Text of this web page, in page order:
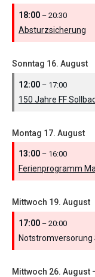
18:00 – 20:30
Absturzsicherung
Sonntag 16. August
12:00 – 17:00
150 Jahre FF
Montag 17. August
13:00 – 16:00
Ferienprogramm
Mittwoch 19. August
17:00 – 20:00
Notstromversorung
Mittwoch 26. August